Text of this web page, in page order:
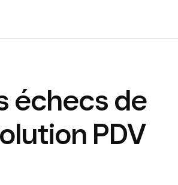
échecs de
PDV